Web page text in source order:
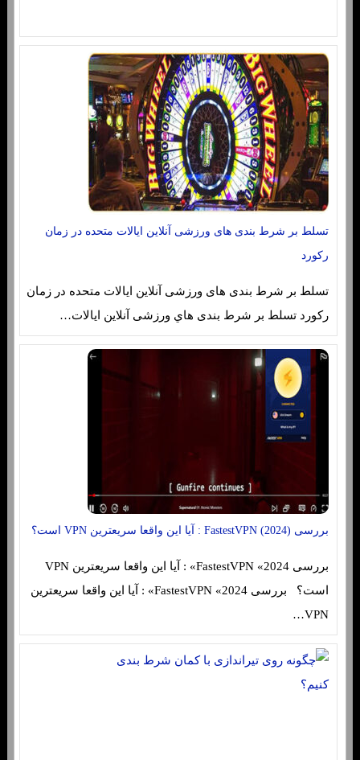
تسلط بر شرط بندی های ورزشی آنلاین ایالات متحده در زمان
رکورد
تسلط بر شرط بندی های ورزشی آنلاین ایالات متحده در زمان
رکورد تسلط بر شرط بندی هاي‌ ورزشی آنلاین ایالات…
بررسی FastestVPN (2024) : آیا این واقعا سریعترین VPN است؟
بررسی FastestVPN «2024» : آیا این واقعا سریعترین VPN
است؟ بررسی FastestVPN «2024» : آیا این واقعا سریعترین
VPN…